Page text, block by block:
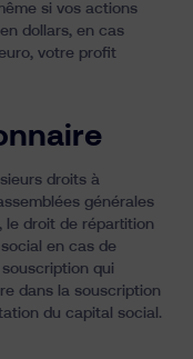
si vos actions
dollars, en cas
votre profit
droits à
générales
le droit de répartition
en cas de
souscription qui
dans la souscription
du capital social.